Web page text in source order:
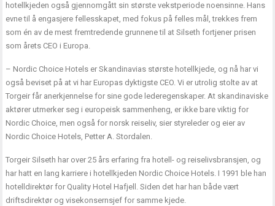
hotellkjeden også gjennomgått sin største vekstperiode noensinne. Hans
evne til å engasjere fellesskapet, med fokus på felles mål, trekkes frem
som én av de mest fremtredende grunnene til at Silseth fortjener prisen
som årets CEO i Europa.
– Nordic Choice Hotels er Skandinavias største hotellkjede, og nå har vi
også beviset på at vi har Europas dyktigste CEO. Vi er utrolig stolte av at
Torgeir får anerkjennelse for sine gode lederegenskaper. At skandinaviske
aktører utmerker seg i europeisk sammenheng, er ikke bare viktig for
Nordic Choice, men også for norsk reiseliv, sier styreleder og eier av
Nordic Choice Hotels, Petter A. Stordalen.
Torgeir Silseth har over 25 års erfaring fra hotell- og reiselivsbransjen, og
har hatt en lang karriere i hotellkjeden Nordic Choice Hotels. I 1991 ble han
hotelldirektør for Quality Hotel Hafjell. Siden det har han både vært
driftsdirektør og visekonsernsjef for samme kjede.